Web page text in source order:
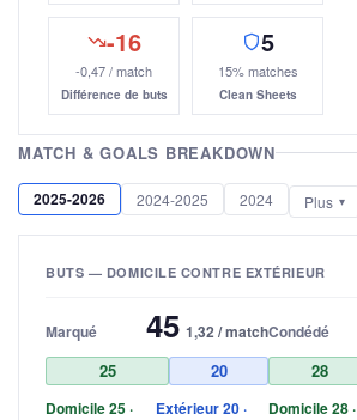
-16
-0,47 / match
Différence de buts
5
15% matches
Clean Sheets
MATCH & GOALS BREAKDOWN
2025-2026 2024-2025 2024 Plus
BUTS — DOMICILE CONTRE EXTÉRIEUR
Marqué 45 1,32 / match
25 20
Domicile 25 ·
Extérieur 20 ·
Condédé
28
Domicile 28 ·